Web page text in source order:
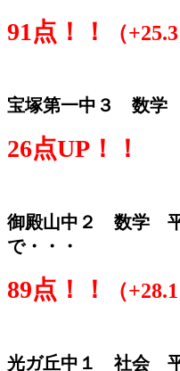
91点！！ （
宝塚第一中３ 数学
26点UP！！
御殿山中２ 数学 平
で・・・
89点！！ （
光ガ丘中１ 社会 平